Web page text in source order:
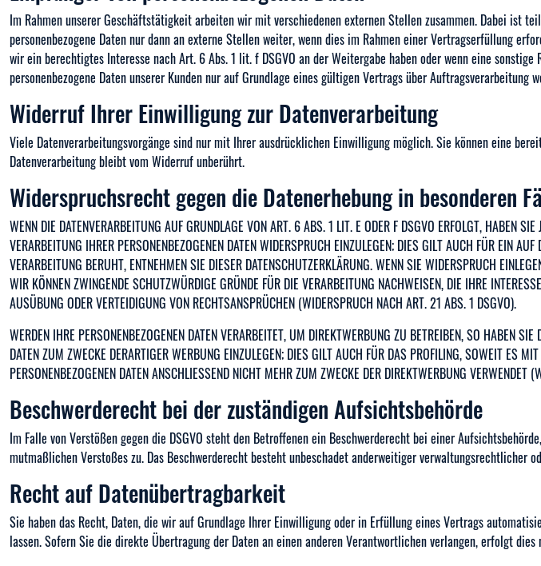
Im Rahmen unserer Geschäftstätigkeit arbeiten wir mit verschiedenen externen Stellen zusammen. Dabei ist
personenbezogene Daten nur dann an externe Stellen weiter, wenn dies im Rahmen einer Vertragserfüllung
wir ein berechtigtes Interesse nach Art. 6 Abs. 1 lit. f DSGVO an der Weitergabe haben oder wenn eine
personenbezogene Daten unserer Kunden nur auf Grundlage eines gültigen Vertrags über
Widerruf Ihrer Einwilligung zur Datenverarbeitung
Viele Datenverarbeitungsvorgänge sind nur mit Ihrer ausdrücklichen Einwilligung möglich. Sie können eine
Datenverarbeitung bleibt vom Widerruf unberührt.
Widerspruchsrecht gegen die Datenerhebung in besonderen
WENN DIE DATENVERARBEITUNG AUF GRUNDLAGE VON ART. 6 ABS. 1 LIT. E ODER F DSGVO ERFOLGT, HABEN
VERARBEITUNG IHRER PERSONENBEZOGENEN DATEN WIDERSPRUCH EINZULEGEN; DIES GILT AUCH FÜR EIN
VERARBEITUNG BERUHT, ENTNEHMEN SIE DIESER DATENSCHUTZERKLÄRUNG. WENN SIE WIDERSPRUCH
WIR KÖNNEN ZWINGENDE SCHUTZWÜRDIGE GRÜNDE FÜR DIE VERARBEITUNG NACHWEISEN, DIE IHRE
AUSÜBUNG ODER VERTEIDIGUNG VON RECHTSANSPRÜCHEN (WIDERSPRUCH NACH ART. 21 ABS. 1 DSGVO).
WERDEN IHRE PERSONENBEZOGENEN DATEN VERARBEITET, UM DIREKTWERBUNG ZU BETREIBEN, SO HABEN
DATEN ZUM ZWECKE DERARTIGER WERBUNG EINZULEGEN; DIES GILT AUCH FÜR DAS PROFILING, SOWEIT ES
PERSONENBEZOGENEN DATEN ANSCHLIESSEND NICHT MEHR ZUM ZWECKE DER DIREKTWERBUNG
Beschwerde­recht bei der zuständigen Aufsichts­behörde
Im Falle von Verstößen gegen die DSGVO steht den Betroffenen ein Beschwerderecht bei einer
mutmaßlichen Verstoßes zu. Das Beschwerderecht besteht unbeschadet anderweitiger verwaltungsrechtlicher
Recht auf Daten­übertrag­barkeit
Sie haben das Recht, Daten, die wir auf Grundlage Ihrer Einwilligung oder in Erfüllung eines Vertrags
lassen. Sofern Sie die direkte Übertragung der Daten an einen anderen Verantwortlichen verlangen, erfolgt